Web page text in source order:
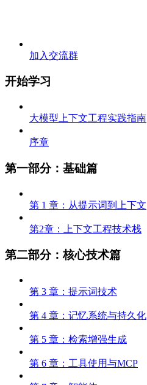
加入交流群
开始学习
大模型上下文工程实践指南
序章
第一部分：基础篇
第 1 章：从提示词到上下文
第2章：上下文工程技术栈
第二部分：核心技术篇
第 3 章：提示词技术
第 4 章：记忆系统与持久化
第 5 章：检索增强生成
第 6 章：工具使用与MCP